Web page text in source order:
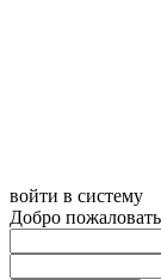
войти в систему
Добро